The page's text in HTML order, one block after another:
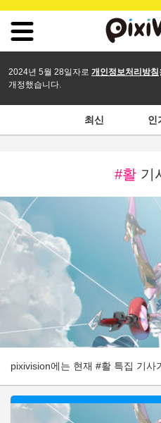
2024년 5월 28일자로 개인정보처리방침
개정했습니다.
최신 인
#활기
pixivision에는 현재 #활 특집 기사